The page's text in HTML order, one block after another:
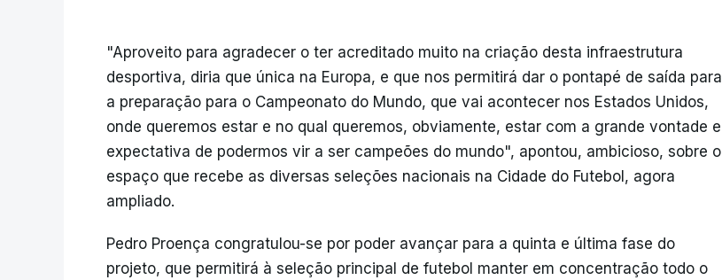
"Aproveito para agradecer o ter acreditado muito na criação desta infraestrutura
desportiva, diria que única na Europa, e que nos permitirá dar o pontapé de saída para
a preparação para o Campeonato do Mundo, que vai acontecer nos Estados Unidos,
onde queremos estar e no qual queremos, obviamente, estar com a grande vontade e
expectativa de podermos vir a ser campeões do mundo", apontou, ambicioso, sobre o
espaço que recebe as diversas seleções nacionais na Cidade do Futebol, agora
ampliado.
Pedro Proença congratulou-se por poder avançar para a quinta e última fase do
projeto, que permitirá à seleção principal de futebol manter em concentração todo o